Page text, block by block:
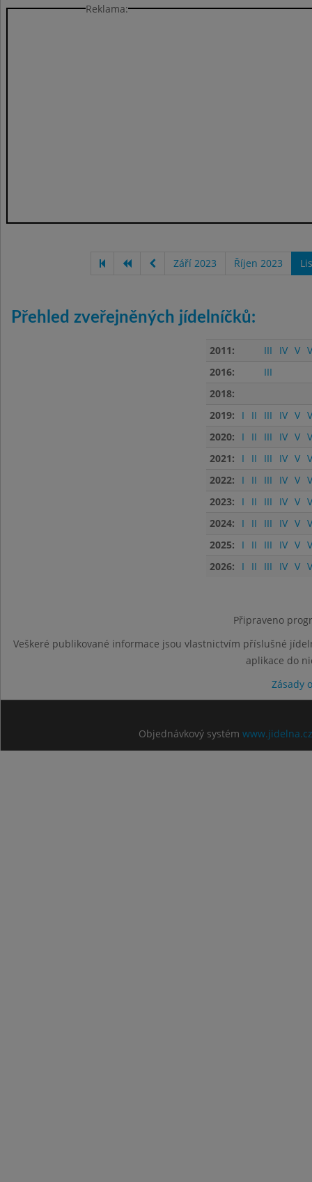
Reklama:
Září 2023 Říjen 2023
Přehled zveřejněných jídelníčků:
2011: III IV V
2016:
III
2018:
2019:
I II III IV V
2020:
I II III IV V
2021:
I II III IV V
2022:
I II III IV V
2023:
I II III IV V
2024:
I II III IV V
2025:
I II III IV V
2026:
I II III IV V
Připraveno
Veškeré publikované informace jsou vlastnictvím příslušné
aplikace do
Zásady
Objednávkový systém www.jidelna.cz